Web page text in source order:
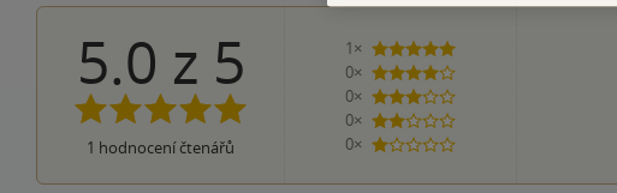
5.0 z 5
1 hodnocení čtenářů
1×
5 hvězdiček
0×
4 hvězdičky
0×
3 hvězdičky
0×
2 hvězdičky
0×
1 hvezdička